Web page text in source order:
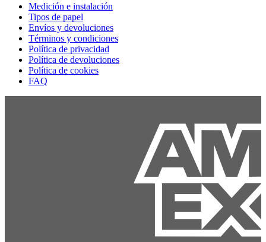
Medición e instalación
Tipos de papel
Envíos y devoluciones
Términos y condiciones
Política de privacidad
Política de devoluciones
Política de cookies
FAQ